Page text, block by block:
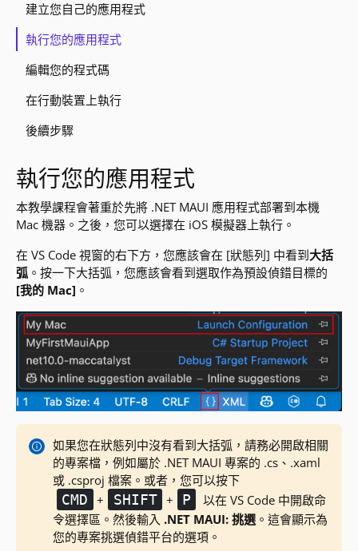
建立您自己的應用程式
執行您的應用程式
編輯您的程式碼
在行動裝置上執行
後續步驟
執行您的應用程式
本教學課程會著重於先將 .NET MAUI 應用程式部署到本機
Mac 機器。之後，您可以選擇在 iOS 模擬器上執行。
在 VS Code 視窗的右下方，您應該會在 [狀態列] 中看到大括
弧 。按一下大括弧，您應該會看到選取作為預設偵錯目標的
[我的 Mac] 。
如果您在狀態列中沒有看到大括弧，請務必開啟相關
的專案檔，例如屬於 .NET MAUI 專案的 .cs、.xaml
或 .csproj 檔案。或者，您可以按下
CMD + SHIFT + P
以在 VS Code 中開啟命
令選擇區。然後輸入 .NET MAUI: 挑選 。這會顯示為
您的專案挑選偵錯平台的選項。